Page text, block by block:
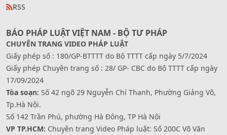
RSS
BÁO PHÁP LUẬT VIỆT NAM - BỘ TƯ PHÁP
CHUYÊN TRANG VIDEO PHÁP LUẬT
Giấy phép số : 180/GP-BTTTT do Bộ TTTT cấp ngày 5/7/2024
Giấy phép Chuyên trang số : 28/ GP- CBC do Bộ TTTT cấp ngày
17/09/2024
Tòa soạn: Số 42 ngõ 29 Nguyễn Chí Thanh, Phường Giảng Võ,
Tp.Hà Nội.
Số 142 Trần Phú, phường Hà Đông, TP Hà Nội
VP TP.HCM: Chuyên trang Video Pháp luật: Số 200C Võ Văn